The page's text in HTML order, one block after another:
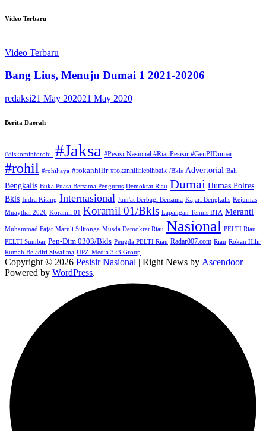
Video Terbaru
Video Terbaru
Bang Lius, Menuju Dumai 1 2021-20206
redaksi21 May 202021 May 2020
Berita Daerah
#diskominforohil #Jaksa #PesisirNasional #RiauPesisir #GenPIDumai
#rohil #rohiljaya #rokanhilir #rokanhilirlebihbaik /Bkls Advertorial Bali
Bengkalis Buka Puasa Bersama Pengurus Demokrat Riau Dumai Humas Polres
Bkls Indra Kitang Internasional Jum'at Berbagi Bersama Kajari Bengkalis Kejurnas
Muaythai 2026 Koramil 01 Koramil 01/Bkls Lapangan Tennis BTA Meranti
Muhammad Fajar Maruli Silitonga Musda Demokrat Riau Nasional PELTI Riau
PELTI Sumbar Pen-Dim 0303/Bkls Pengda PELTI Riau Radar007.com Riau Rokan Hilir
Rumah Beladiri Siwalima UPZ-Media 3k3 Group
Copyright © 2026 Pesisir Nasional | Right News by Ascendoor|
Powered by WordPress.